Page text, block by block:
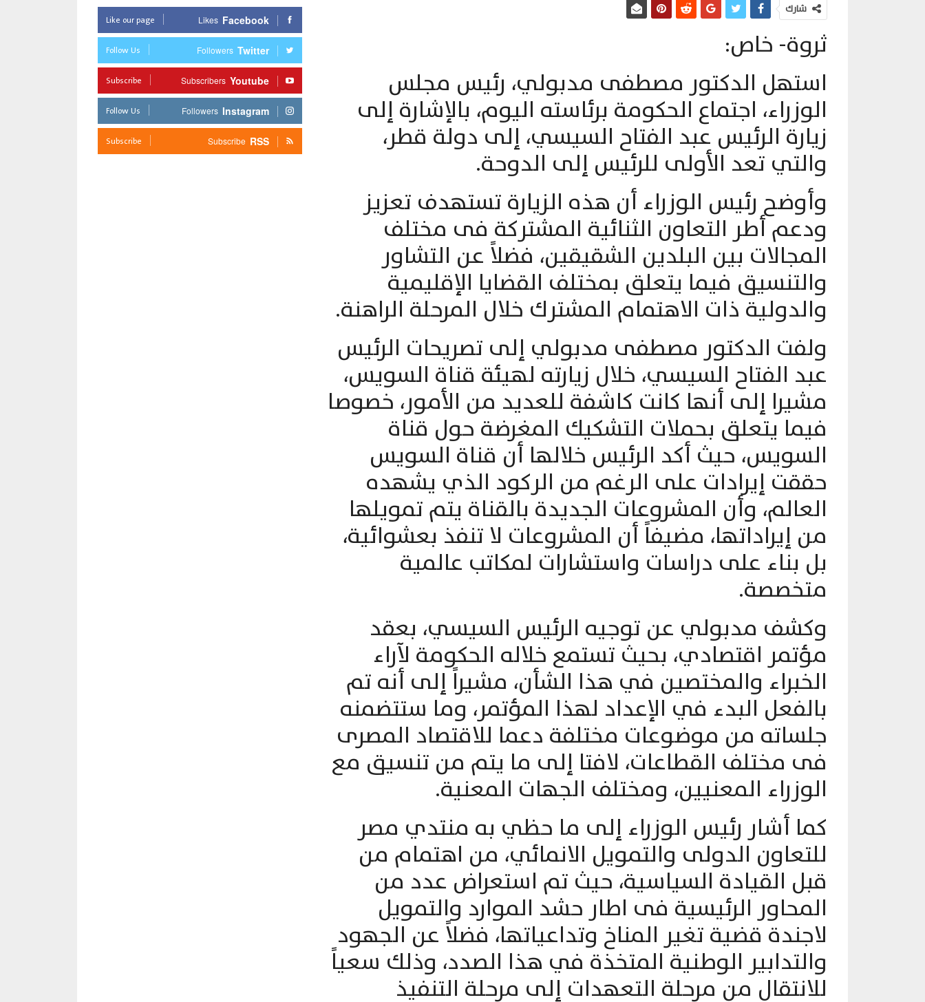
شارك
ثروة- خاص:
استهل الدكتور مصطفى مدبولي، رئيس مجلس
الوزراء، اجتماع الحكومة برئاسته اليوم، بالإشارة إلى
زيارة الرئيس عبد الفتاح السيسي، إلى دولة قطر،
والتي تعد الأولى للرئيس إلى الدوحة.
وأوضح رئيس الوزراء أن هذه الزيارة تستهدف تعزيز
ودعم أطر التعاون الثنائية المشتركة فى مختلف
المجالات بين البلدين الشقيقين، فضلاً عن التشاور
والتنسيق فيما يتعلق بمختلف القضايا الإقليمية
والدولية ذات الاهتمام المشترك خلال المرحلة الراهنة.
ولفت الدكتور مصطفى مدبولي إلى تصريحات الرئيس
عبد الفتاح السيسي، خلال زيارته لهيئة قناة السويس،
مشيرا إلى أنها كانت كاشفة للعديد من الأمور، خصوصا
فيما يتعلق بحملات التشكيك المغرضة حول قناة
السويس، حيث أكد الرئيس خلالها أن قناة السويس
حققت إيرادات على الرغم من الركود الذي يشهده
العالم، وأن المشروعات الجديدة بالقناة يتم تمويلها
من إيراداتها، مضيفاً أن المشروعات لا تنفذ بعشوائية،
بل بناء على دراسات واستشارات لمكاتب عالمية
متخصصة.
وكشف مدبولي عن توجيه الرئيس السيسي، بعقد
مؤتمر اقتصادي، بحيث تستمع خلاله الحكومة لآراء
الخبراء والمختصين في هذا الشأن، مشيراً إلى أنه تم
بالفعل البدء في الإعداد لهذا المؤتمر، وما ستتضمنه
جلساته من موضوعات مختلفة دعما للاقتصاد المصرى
فى مختلف القطاعات، لافتا إلى ما يتم من تنسيق مع
الوزراء المعنيين، ومختلف الجهات المعنية.
كما أشار رئيس الوزراء إلى ما حظي به منتدي مصر
للتعاون الدولى والتمويل الانمائي، من اهتمام من
قبل القيادة السياسية، حيث تم استعراض عدد من
المحاور الرئيسية فى اطار حشد الموارد والتمويل
لاجندة قضية تغير المناخ وتداعياتها، فضلاً عن الجهود
والتدابير الوطنية المتخذة في هذا الصدد، وذلك سعياً
للانتقال من مرحلة التعهدات إلى مرحلة التنفيذ
Facebook
Likes
Like our page
Twitter
Followers
Follow Us
Youtube
Subscribers
Subscribe
Instagram
Followers
Follow Us
RSS
Subscribe
Subscribe